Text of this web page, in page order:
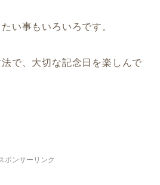
い事もいろいろです。
で、大切な記念日を楽しんで
ポンサーリンク